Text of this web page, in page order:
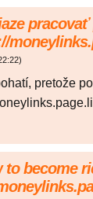
)
pretože
to become